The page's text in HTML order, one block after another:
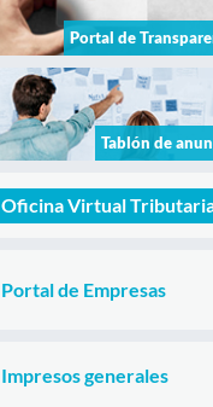
Portal de
Tablón de
Oficina Virtual
Portal de Empresas
Impresos generales